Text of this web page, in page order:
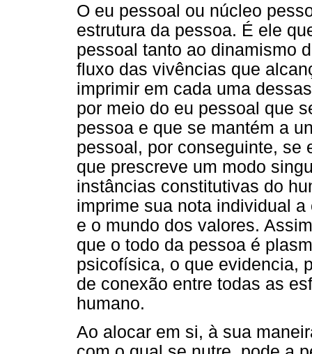
O eu pessoal ou núcleo
estrutura da pessoa. É ele
pessoal tanto ao dinamismo
fluxo das vivências que
imprimir em cada uma
por meio do eu pessoal que
pessoa e que se mantém a
pessoal, por conseguinte, se
que prescreve um modo
instâncias constitutivas do
imprime sua nota individual
e o mundo dos valores.
que o todo da pessoa é
psicofísica, o que evidencia,
de conexão entre todas as
humano.
Ao alocar em si, à sua